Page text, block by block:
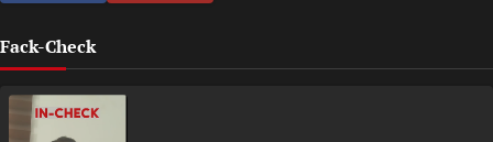
Fack-Check